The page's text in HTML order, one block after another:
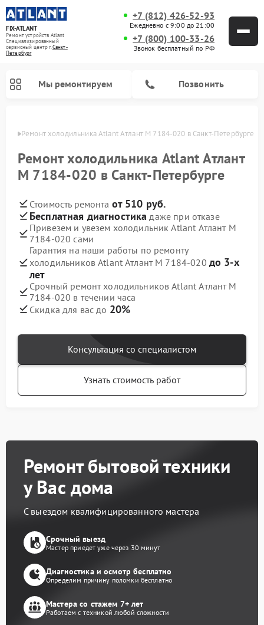
FIX-ATLANT
Ремонт устройств Atlant
Специализированный
cервисный центр г.Санкт-
Петербург
+7 (812) 426-52-93
Ежедневно с 9:00 до 21:00
+7 (800) 100-33-26
Звонок бесплатный по РФ
Мы ремонтируем Позвонить
Ремонт холодильника Atlant Атлант М 7184-020 в Санкт-Петербурге
Ремонт холодильника Atlant Атлант
М 7184-020 в Санкт-Петербурге
Стоимость ремонта от 510 руб.
Бесплатная диагностика даже при отказе
Привезем и увезем холодильник Atlant Атлант М
7184-020 сами
Гарантия на наши работы по ремонту
холодильников Atlant Атлант М 7184-020 до 3-х
лет
Срочный ремонт холодильников Atlant Атлант М
7184-020 в течении часа
Скидка для вас до 20%
Консультация со специалистом
Узнать стоимость работ
Ремонт бытовой техники
у Вас дома
С выездом квалифицированного мастера
Срочный выезд
Мастер приедет уже через 30 минут
Диагностика и осмотр бесплатно
Определим причину поломки бесплатно
Мастера со стажем 7+ лет
Работаем с техникой любой сложности